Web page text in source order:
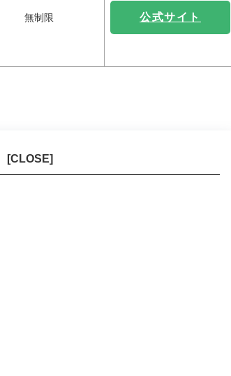
無制限 公式サイト